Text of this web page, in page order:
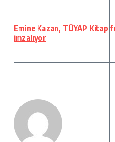
Emine Kazan, TÜYAP Kitap
imzalıyor